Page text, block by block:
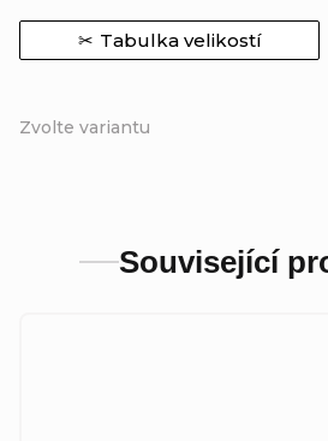
Zvolte variantu
Tabulka velikostí
Související